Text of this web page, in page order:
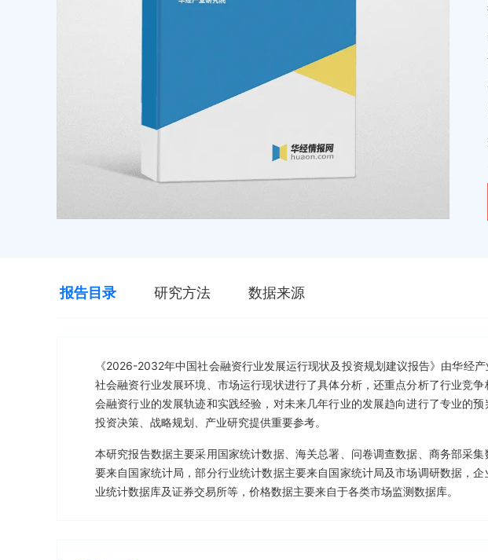
报告目录 研究方法 数据来源
《2026-2032年中国社会融资行业发展运行现状及投资规划建议报告》由华经
社会融资行业发展环境、市场运行现状进行了具体分析，还重点分析了行业竞
会融资行业的发展轨迹和实践经验，对未来几年行业的发展趋向进行了专业的
投资决策、战略规划、产业研究提供重要参考。
本研究报告数据主要采用国家统计数据、海关总署、问卷调查数据、商务部采
要来自国家统计局，部分行业统计数据主要来自国家统计局及市场调研数据，
业统计数据库及证券交易所等，价格数据主要来自于各类市场监测数据库。